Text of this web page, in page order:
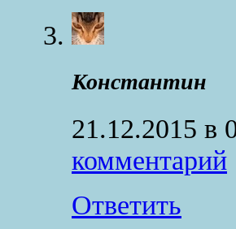
Константин
21.12.2015 в
комментарий
Ответить